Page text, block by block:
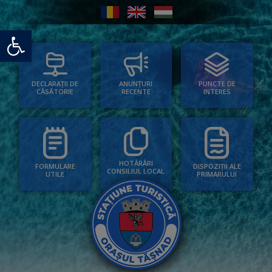
Deschide bara de unelte
DECLARAȚII DE
CĂSĂTORIE
ANUNȚURI
RECENTE
PUNCTE DE
INTERES
FORMULARE
UTILE
HOTĂRÂRI
CONSILIUL LOCAL
DISPOZIȚII ALE
PRIMARULUI